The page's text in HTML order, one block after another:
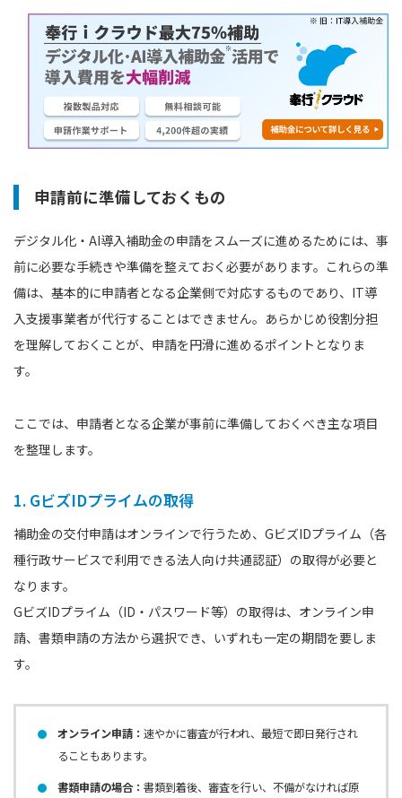
申請前に準備しておくもの
デジタル化・AI導入補助金の申請をスムーズに進めるためには、事
前に必要な手続きや準備を整えておく必要があります。これらの準
備は、基本的に申請者となる企業側で対応するものであり、IT導
入支援事業者が代行することはできません。あらかじめ役割分担
を理解しておくことが、申請を円滑に進めるポイントとなりま
す。
ここでは、申請者となる企業が事前に準備しておくべき主な項目
を整理します。
1. GビズIDプライムの取得
補助金の交付申請はオンラインで行うため、GビズIDプライム（各
種行政サービスで利用できる法人向け共通認証）の取得が必要と
なります。
GビズIDプライム（ID・パスワード等）の取得は、オンライン申
請、書類申請の方法から選択でき、いずれも一定の期間を要しま
す。
オンライン申請： 速やかに審査が行われ、最短で即日発行され
ることもあります。
書類申請の場合： 書類到着後、審査を行い、不備がなければ原